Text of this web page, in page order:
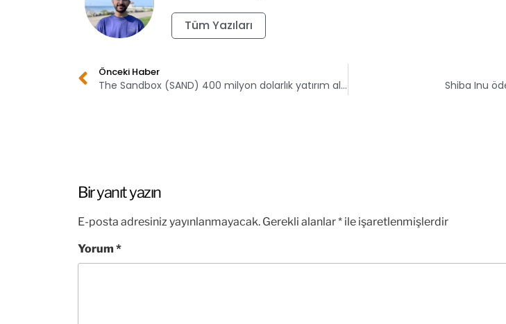
Tüm Yazıları
Önceki Haber
The Sandbox (SAND) 400 milyon dolarlık yatırım alabilir Shiba Inu
Bir yanıt yazın
E-posta adresiniz yayınlanmayacak. Gerekli alanlar* ile işaretlenmişlerdir
Yorum *